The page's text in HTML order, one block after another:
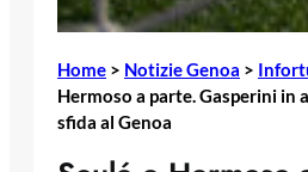
Home > Notizie Genoa >
Hermoso a parte. Gasperini in
sfida al Genoa